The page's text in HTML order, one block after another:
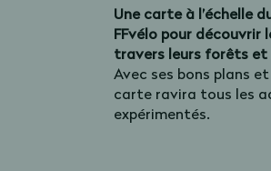
Une carte à l’échelle
FFvélo pour découvrir
travers leurs forêts
Avec ses bons plans
carte ravira tous les
expérimentés.